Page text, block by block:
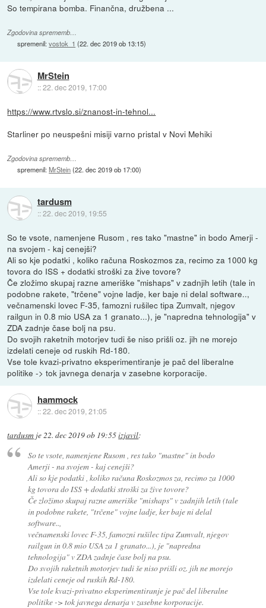
So tempirana bomba. Finančna, družbena ...
Zgodovina sprememb…
spremenil:vostok_1 (22. dec 2019 ob 13:15)
MrStein
::22. dec 2019, 17:00
https://www.rtvslo.si/znanost-in-tehnol...
Starliner po neuspešni misiji varno pristal v Novi Mehiki
Zgodovina sprememb…
spremenil:MrStein(22. dec 2019 ob 17:00)
tardusm
::22. dec 2019, 19:55
So te vsote, namenjene Rusom , res tako "mastne" in bodo Amerji -
na svojem - kaj cenejši?
Ali so kje podatki , koliko računa Roskozmos za, recimo za 1000 kg
tovora do ISS + dodatki stroški za žive tovore?
Če zložimo skupaj razne ameriške "mishaps" v zadnjih letih (tale in
podobne rakete, "trčene" vojne ladje, ker baje ni delal software..,
večnamenski lovec F-35, famozni rušilec tipa Zumvalt, njegov
railgun in 0.8 mio USA za 1 granato...), je "napredna tehnologija" v
ZDA zadnje čase bolj na psu.
Do svojih raketnih motorjev tudi še niso prišli oz. jih ne morejo
izdelati ceneje od ruskih Rd-180.
Vse tole kvazi-privatno eksperimentiranje je pač del liberalne
politike -> tok javnega denarja v zasebne korporacije.
hammock
::22. dec 2019, 21:05
tardusm je22. dec 2019 ob 19:55izjavil:
So te vsote, namenjene Rusom , res tako "mastne" in bodo
Amerji - na svojem - kaj cenejši?
Ali so kje podatki , koliko računa Roskozmos za, recimo za 1000
kg tovora do ISS + dodatki stroški za žive tovore?
Če zložimo skupaj razne ameriške "mishaps" v zadnjih letih (tale
in podobne rakete, "trčene" vojne ladje, ker baje ni delal
software..,
večnamenski lovec F-35, famozni rušilec tipa Zumvalt, njegov
railgun in 0.8 mio USA za 1 granato...), je "napredna
tehnologija" v ZDA zadnje čase bolj na psu.
Do svojih raketnih motorjev tudi še niso prišli oz. jih ne morejo
izdelati ceneje od ruskih Rd-180.
Vse tole kvazi-privatno eksperimentiranje je pač del liberalne
politike -> tok javnega denarja v zasebne korporacije.